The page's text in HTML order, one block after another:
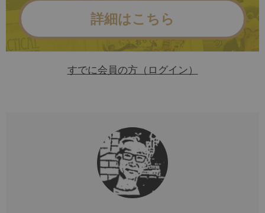
詳細はこちら
すでに会員の方（ログイン）